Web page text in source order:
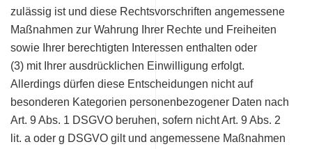
zulässig ist und diese Rechtsvorschriften angemessene
Maßnahmen zur Wahrung Ihrer Rechte und Freiheiten
sowie Ihrer berechtigten Interessen enthalten oder
(3) mit Ihrer ausdrücklichen Einwilligung erfolgt.
Allerdings dürfen diese Entscheidungen nicht auf
besonderen Kategorien personenbezogener Daten nach
Art. 9 Abs. 1 DSGVO beruhen, sofern nicht Art. 9 Abs. 2
lit. a oder g DSGVO gilt und angemessene Maßnahmen